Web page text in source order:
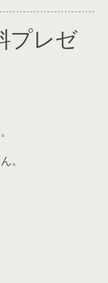
プレゼ
。